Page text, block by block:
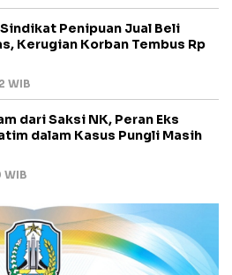
Penipuan Jual Beli
Kerugian Korban Tembus Rp
WIB
dari Saksi NK, Peran Eks
dalam Kasus Pungli Masih
WIB